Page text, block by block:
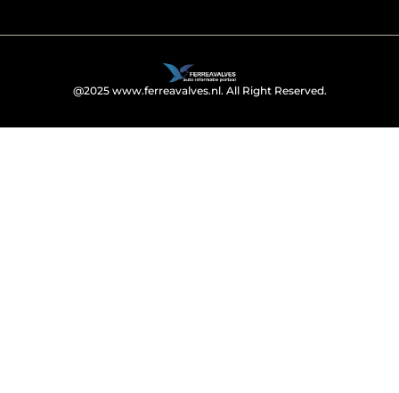
@2025 www.ferreavalves.nl. All Right Reserved.